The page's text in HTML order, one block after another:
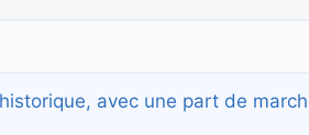
avec une part de